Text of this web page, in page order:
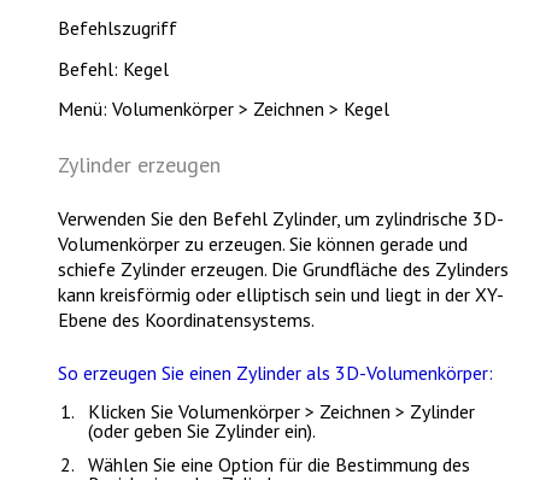
Befehlszugriff
Befehl: Kegel
Menü: Volumenkörper > Zeichnen > Kegel
Zylinder erzeugen
Verwenden Sie den Befehl Zylinder, um zylindrische 3D-
Volumenkörper zu erzeugen. Sie können gerade und
schiefe Zylinder erzeugen. Die Grundfläche des Zylinders
kann kreisförmig oder elliptisch sein und liegt in der XY-
Ebene des Koordinatensystems.
So erzeugen Sie einen Zylinder als 3D-Volumenkörper:
Klicken SieVolumenkörper > Zeichnen > Zylinder
(oder geben Sie Zylinder ein).
Wählen Sie eine Option für die Bestimmung des